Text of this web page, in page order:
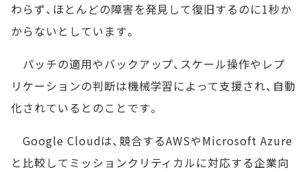
わらず、ほとんどの障害を発見して復旧するのに1秒か
からないとしています。
パッチの適用やバックアップ、スケール操作やレプ
リケーションの判断は機械学習によって支援され、自動
化されているとのことです。
Google Cloudは、競合するAWSやMicrosoft Azure
と比較してミッションクリティカルに対応する企業向